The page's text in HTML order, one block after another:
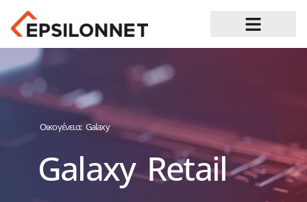
Οικογένεια: Galaxy
Galaxy Retail